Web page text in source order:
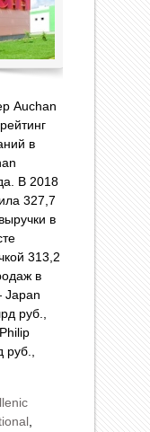
Auchan
в
В 2018
327,7
в
313,2
в
Japan
руб.,